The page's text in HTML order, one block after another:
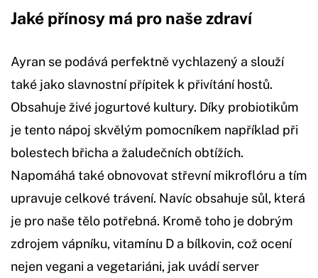
Jaké přínosy má pro naše zdraví
Ayran se podává perfektně vychlazený a slouží
také jako slavnostní přípitek k přivítání hostů.
Obsahuje živé jogurtové kultury. Díky probiotikům
je tento nápoj skvělým pomocníkem například při
bolestech břicha a žaludečních obtížích.
Napomáhá také obnovovat střevní mikroflóru a tím
upravuje celkové trávení. Navíc obsahuje sůl, která
je pro naše tělo potřebná. Kromě toho je dobrým
zdrojem vápníku, vitamínu D a bílkovin, což ocení
nejen vegani a vegetariáni, jak uvádí server